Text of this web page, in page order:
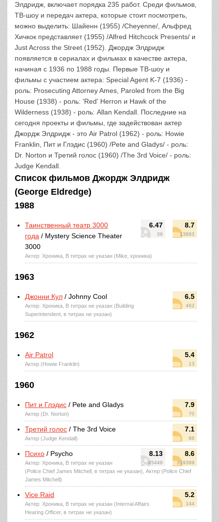
Элдридж, включает порядка 235 работ. Среди фильмов,
ТВ-шоу и передач актера, которые стоит посмотреть,
можно выделить: Шайенн (1955) /Cheyenne/, Альфред
Хичкок представляет (1955) /Alfred Hitchcock Presents/ и
Just Across the Street (1952). Джордж Элдридж
появляется в сериалах и фильмах в качестве актера,
начиная с 1936 по 1988 годы. Первые ТВ-шоу и
фильмы с участием актера: Special Agent K-7 (1936) -
роль: Prosecuting Attorney Ames, Paroled from the Big
House (1938) - роль: 'Red' Herron и Hawk of the
Wilderness (1938) - роль: Allan Kendall. Последние на
сегодня проекты и фильмы, где задействован актер
Джордж Элдридж - это Air Patrol (1962) - роль: Howie
Franklin, Пит и Глэдис (1960) /Pete and Gladys/ - роль:
Dr. Norton и Третий голос (1960) /The 3rd Voice/ - роль:
Judge Kendall.
Список фильмов Джордж Элдридж
(George Eldredge)
1988
6.47
39
8.7
13883
Таинственный театр 3000
года / Mystery Science Theater
3000
Актер: Хроника, В титрах не указан (Mike, хроника)
1963
6.5
462
Джонни Кул / Johnny Cool
Актер: Хроника, В титрах не указан (Building
Superintendent, в титрах не указан)
1962
5.4
13
Air Patrol
Актер (Howie Franklin)
1960
7.9
70
Пит и Глэдис / Pete and Gladys
Актер (Dr. Norton)
7.1
86
Третий голос / The 3rd Voice
Актер (Judge Kendall)
8.13
45449
8.6
319399
Психо / Psycho
Актер: Хроника, В титрах не указан
(Police Chief James Mitchell, в титрах не указан), Актер (Police Chief
James Mitchell)
5.2
144
Vice Raid
Актер: Хроника, В титрах не указан (Internal Affairs
Hearing Officer, в титрах не указан)